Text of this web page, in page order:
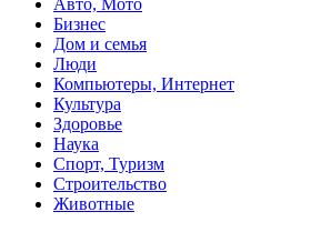
Бизнес
Дом и семья
Люди
Компьютеры, Интернет
Культура
Здоровье
Наука
Спорт, Туризм
Строительство
Животные